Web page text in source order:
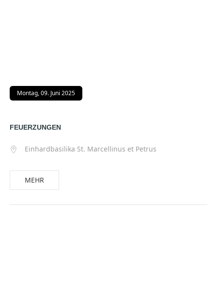
Montag, 09. Juni 2025
FEUERZUNGEN
Einhardbasilika St. Marcellinus et Petrus
MEHR